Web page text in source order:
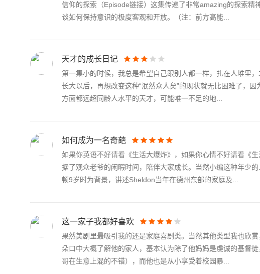
信仰的探索（Episode链接）这集传递了非常amazing的探索
谈如何保持意识的极度客观和开放。（注：前方高能...
天才的成长日记
第一集小的时候，我总是希望自己跟别人都一样，扎在人堆里
长大以后，再想改变这种“泯然众人矣”的现状就无比困难了，
方面都远超同龄人水平的天才，可能唯一不足的地...
如何成为一名奇葩
如果你英语不好请看《生活大爆炸》，如果你心情不好请看《
据了观众老爷的闲暇时间，陪伴大家成长。当然小编这种年少
顿9岁时为背景，讲述Sheldon当年在德州东部的家庭及...
这一家子我都好喜欢
果然美剧里最吸引我的还是家庭喜剧类。当然其他类型我也欣
朵口中大概了解他的家人，基本认为除了他妈妈是虔诚的基督
哥在生意上混的不错），而他也是从小享受着校园暴...